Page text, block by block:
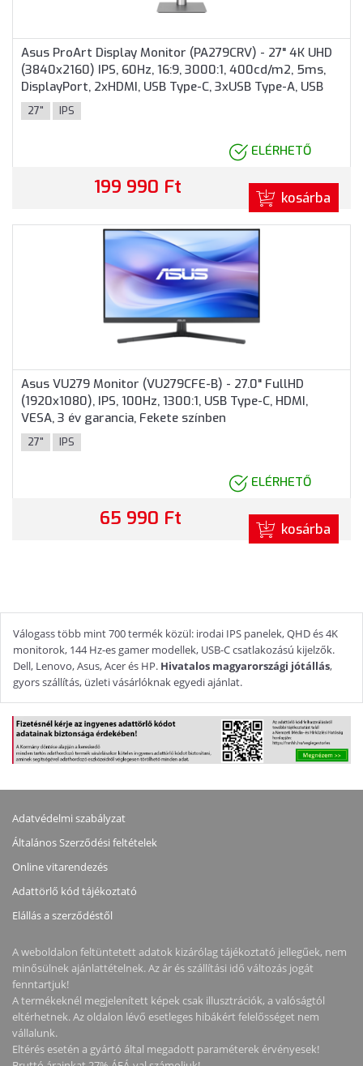
Asus ProArt Display Monitor (PA279CRV) - 27" 4K UHD
(3840x2160) IPS, 60Hz, 16:9, 3000:1, 400cd/m2, 5ms,
DisplayPort, 2xHDMI, USB Type-C, 3xUSB Type-A, USB
Type-C, 3 év garancia, Ezüst színben
27" IPS
ELÉRHETŐ
199 990 Ft kosárba
Asus VU279 Monitor (VU279CFE-B) - 27.0" FullHD
(1920x1080), IPS, 100Hz, 1300:1, USB Type-C, HDMI,
VESA, 3 év garancia, Fekete színben
27" IPS
ELÉRHETŐ
65 990 Ft kosárba
Válogass több mint 700 termék közül: irodai IPS panelek, QHD és 4K
monitorok, 144 Hz-es gamer modellek, USB-C csatlakozású kijelzők.
Dell, Lenovo, Asus, Acer és HP. Hivatalos magyarországi jótállás,
gyors szállítás, üzleti vásárlóknak egyedi ajánlat.
Adatvédelmi szabályzat
Általános Szerződési feltételek
Online vitarendezés
Adattörlő kód tájékoztató
Elállás a szerződéstől
A weboldalon feltüntetett adatok kizárólag tájékoztató jellegűek, nem
minősülnek ajánlattételnek. Az ár és szállítási idő változás jogát
fenntartjuk!
A termékeknél megjelenített képek csak illusztrációk, a valóságtól
eltérhetnek. Az oldalon lévő esetleges hibákért felelősséget nem
vállalunk.
Eltérés esetén a gyártó által megadott paraméterek érvényesek!